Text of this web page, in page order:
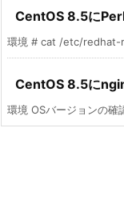
CentOS 8.5に
環境 # cat /etc/redhat-
CentOS 8.5に
環境 OSバージョンの